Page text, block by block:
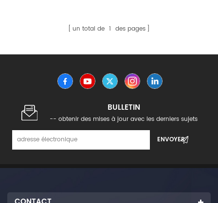
un total de 1 des pages
BULLETIN
-- obtenir des mises à jour avec les derniers sujets